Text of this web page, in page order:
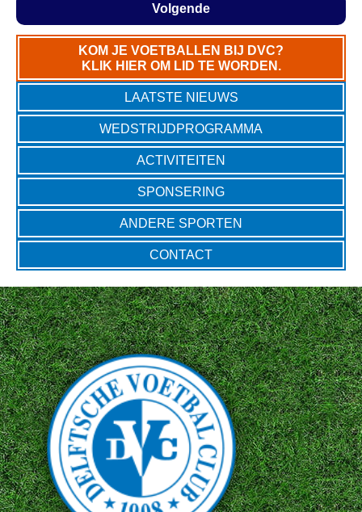
Volgende
KOM JE VOETBALLEN BIJ DVC?
KLIK HIER OM LID TE WORDEN.
LAATSTE NIEUWS
WEDSTRIJDPROGRAMMA
ACTIVITEITEN
SPONSERING
ANDERE SPORTEN
CONTACT